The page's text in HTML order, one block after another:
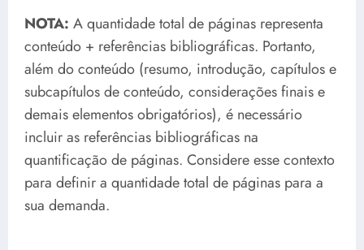
NOTA: A quantidade total de páginas representa
conteúdo + referências bibliográficas. Portanto,
além do conteúdo (resumo, introdução, capítulos e
subcapítulos de conteúdo, considerações finais e
demais elementos obrigatórios), é necessário
incluir as referências bibliográficas na
quantificação de páginas. Considere esse contexto
para definir a quantidade total de páginas para a
sua demanda.